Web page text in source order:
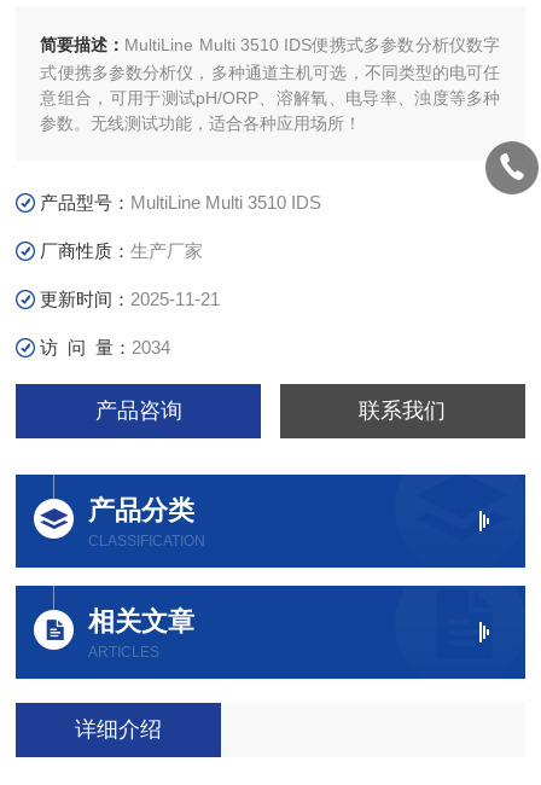
简要描述： MultiLine Multi 3510 IDS便携式多参数分析仪数字
式便携多参数分析仪，多种通道主机可选，不同类型的电可任
意组合，可用于测试pH/ORP、溶解氧、电导率、浊度等多种
参数。无线测试功能，适合各种应用场所！
产品型号： MultiLine Multi 3510 IDS
厂商性质：生产厂家
更新时间： 2025-11-21
访 问 量： 2034
产品咨询 联系我们
产品分类
CLASSIFICATION
相关文章
ARTICLES
详细介绍